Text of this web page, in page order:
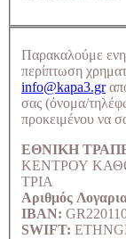
Παρακαλούμε
περίπτωση
info@kapa3.gr
σας (όνομα/
προκειμένου να
ΕΘΝΙΚΗ
ΚΕΝΤΡΟΥ
ΤΡΙΑ
Αριθμός
IBAN:
SWIFT: